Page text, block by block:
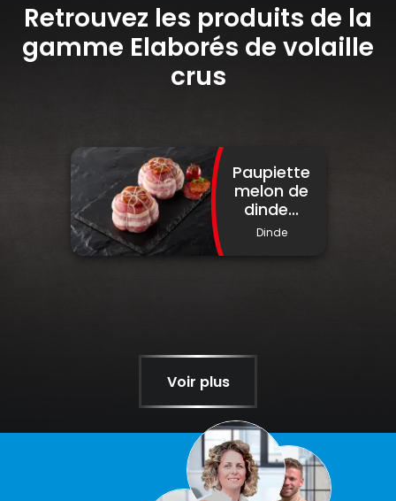
Retrouvez les produits de la
gamme Elaborés de volaille
crus
Paupiette
melon de
dinde...
Dinde
Voir plus